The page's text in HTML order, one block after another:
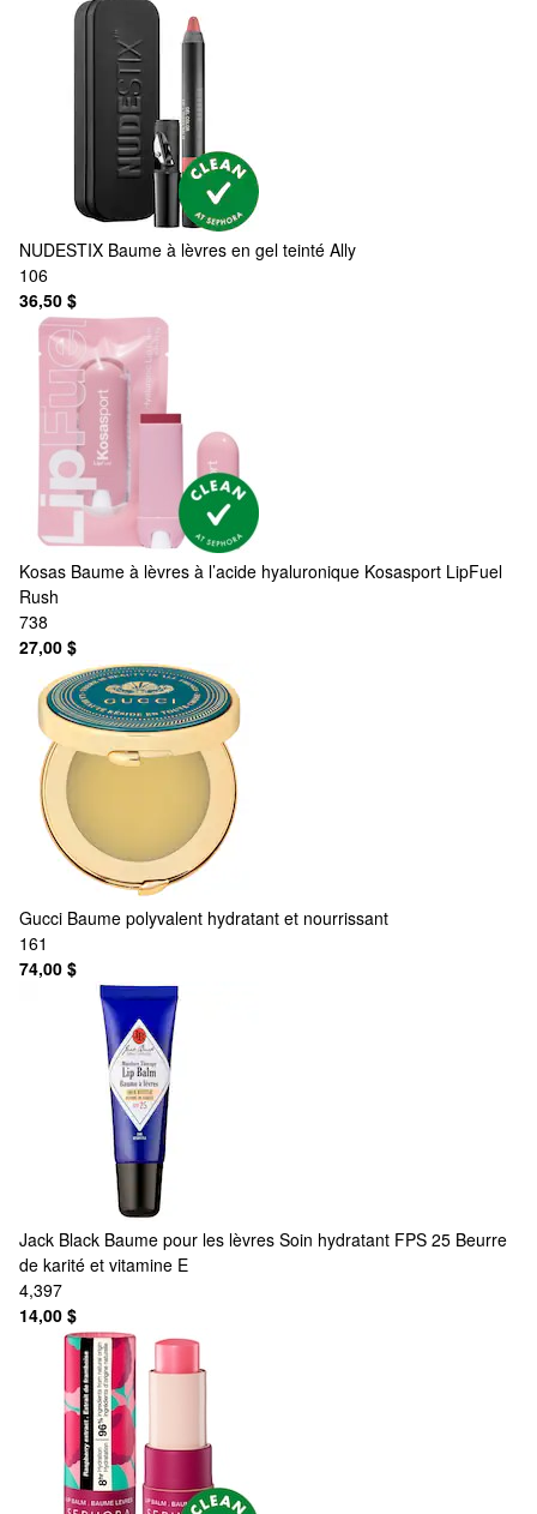
NUDESTIX Baume à lèvres en gel teinté Ally
106
36,50 $
Kosas Baume à lèvres à l’acide hyaluronique Kosasport LipFuel
Rush
738
27,00 $
Gucci Baume polyvalent hydratant et nourrissant
161
74,00 $
Jack Black Baume pour les lèvres Soin hydratant FPS 25 Beurre
de karité et vitamine E
4,397
14,00 $